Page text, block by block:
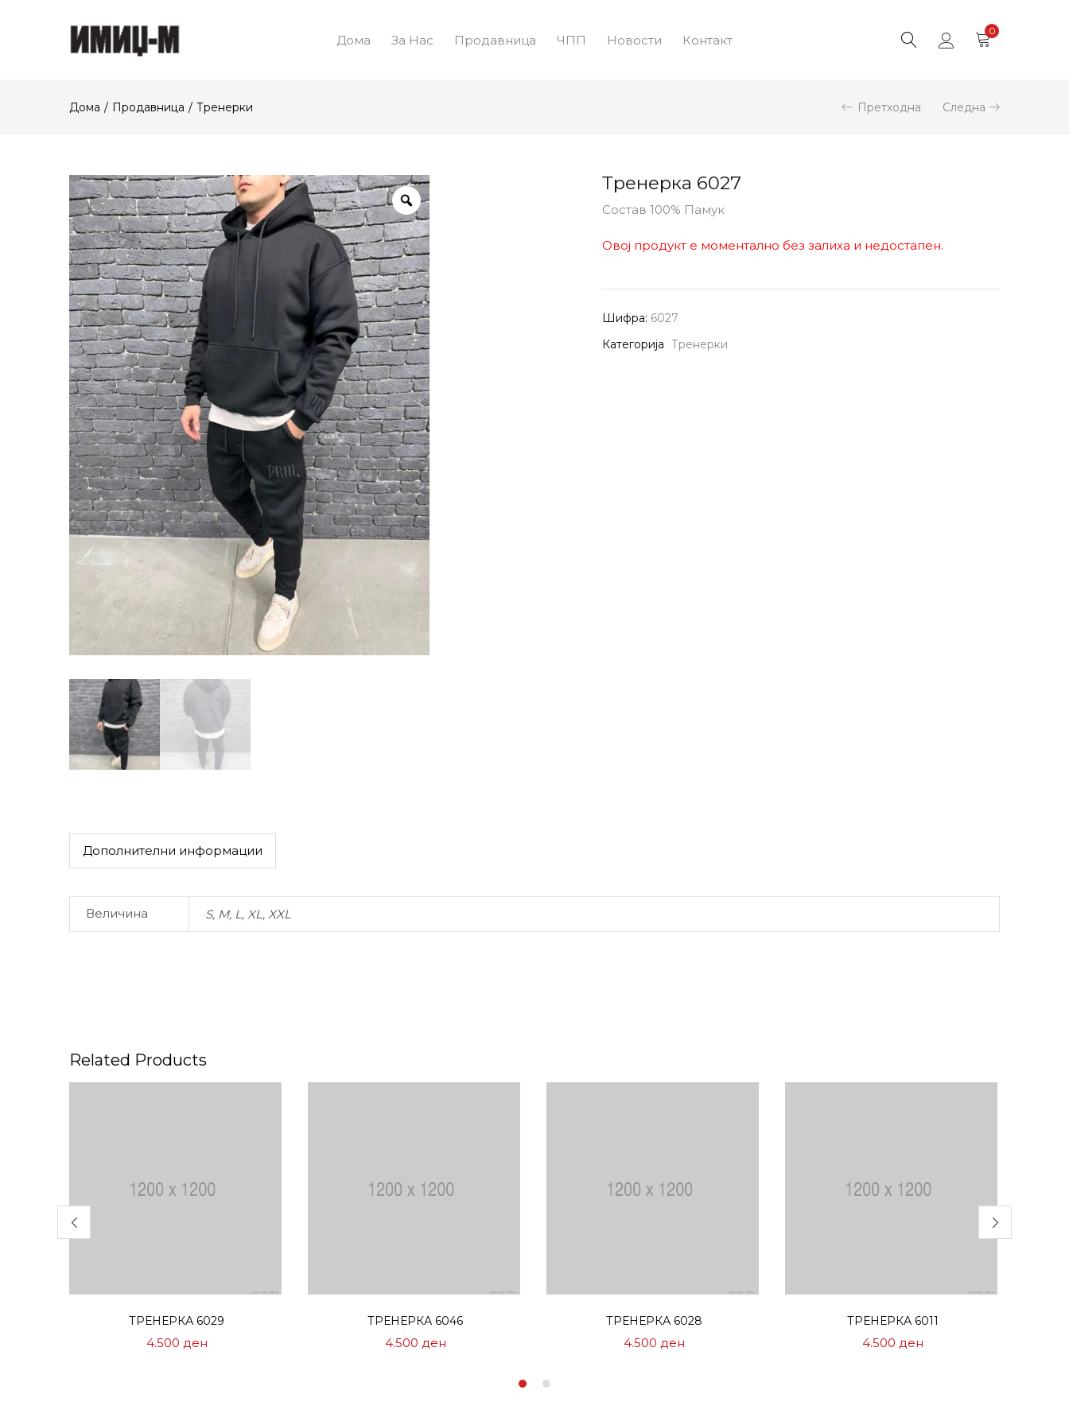
Дома За Нас Продавница ЧПП Новости Контакт
0
Дома Продавница Тренерки Претходна Следна
Тренерка 6027
Состав 100% Памук
Овој продукт е моментално без залиха и недостапен.
Шифра: 6027
Категорија Тренерки
Дополнителни информации
Величина S, M, L, XL, XXL
Related Products
ТРЕНЕРКА 6029
4.500 ден
ТРЕНЕРКА 6046
4.500 ден
ТРЕНЕРКА 6028
4.500 ден
ТРЕНЕРКА 6011
4.500 ден